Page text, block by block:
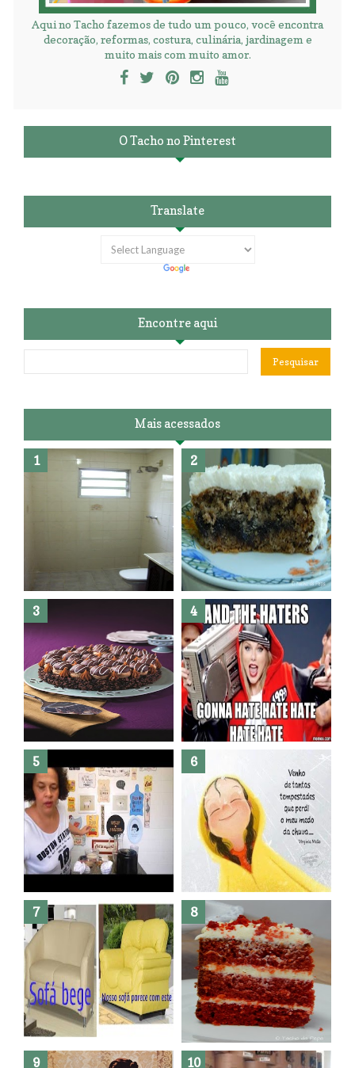
Aqui no Tacho fazemos de tudo um pouco, você encontra
decoração, reformas, costura, culinária, jardinagem e
muito mais com muito amor.
O Tacho no Pinterest
Translate
Encontre aqui
Mais acessados
Banheiro novo por menos de
R$300,00 ?? E sem quebra
quebra ??( Editado)
Posso congelar bolo ??
Dez bolos pra fazer antes de
morrer !
Haters, como surgiram?
O medo que habita em nós.